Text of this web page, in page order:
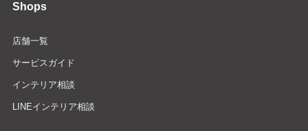
Shops
店舗一覧
サービスガイド
インテリア相談
LINEインテリア相談